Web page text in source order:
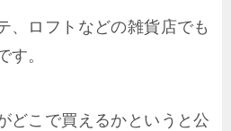
、ロフトなどの雑貨店でも
す。
どこで買えるかというと公